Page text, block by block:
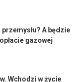
A będzie
gazowej
Wchodzi w życie